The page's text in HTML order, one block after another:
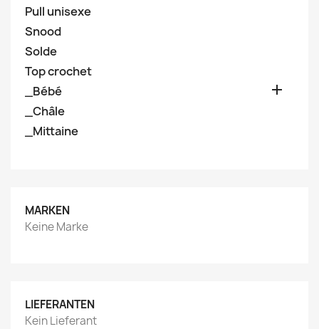
Pull unisexe
Snood
Solde
Top crochet
_Bébé

_Châle
_Mittaine
MARKEN
Keine Marke
LIEFERANTEN
Kein Lieferant